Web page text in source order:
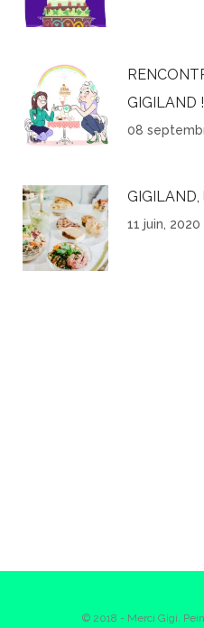
GIGILAND !
08
11 juin, 2020
© 2018 - Merci Gigi.